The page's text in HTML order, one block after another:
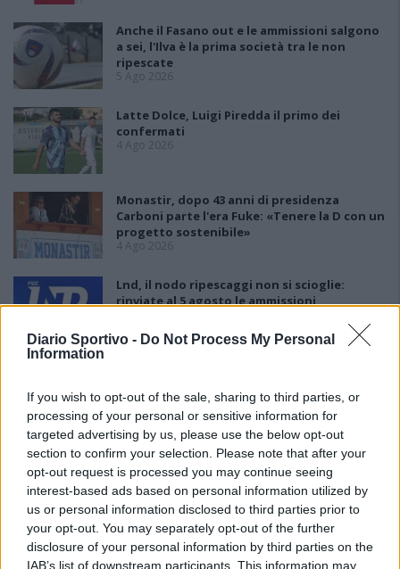
Diario Sportivo - Do Not Process My Personal
Information
If you wish to opt-out of the sale, sharing to third parties, or
processing of your personal or sensitive information for
targeted advertising by us, please use the below opt-out
section to confirm your selection. Please note that after your
opt-out request is processed you may continue seeing
interest-based ads based on personal information utilized by
us or personal information disclosed to third parties prior to
your opt-out. You may separately opt-out of the further
disclosure of your personal information by third parties on the
IAB’s list of downstream participants. This information may
Anche il Fasano out e le ammissioni salgono
a sei, l'Ilva è la prima società tra le non
ripescate
5 Ago 2026
Latte Dolce, Luigi Piredda il primo dei
confermati
4 Ago 2026
Monastir, dopo 43 anni di presidenza
Carboni parte l'era Fuke: «Tenere la D con un
progetto sostenibile»
4 Ago 2026
Lnd, il nodo ripescaggi non si scioglie:
rinviate al 5 agosto le ammissioni